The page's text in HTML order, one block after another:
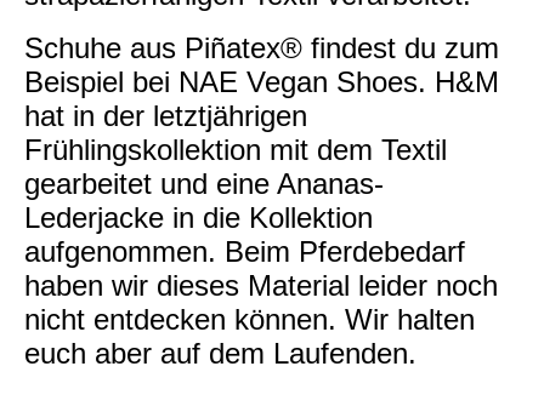
Schuhe aus Piñatex® findest du zum
Beispiel bei NAE Vegan Shoes. H&M
hat in der letztjährigen
Frühlingskollektion mit dem Textil
gearbeitet und eine Ananas-
Lederjacke in die Kollektion
aufgenommen. Beim Pferdebedarf
haben wir dieses Material leider noch
nicht entdecken können. Wir halten
euch aber auf dem Laufenden.